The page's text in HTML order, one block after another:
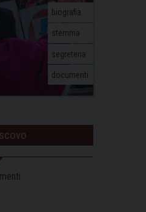
biografia
stemma
segreteria
documenti